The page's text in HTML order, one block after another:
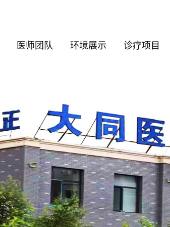
医师团队 环境展示 诊疗项目